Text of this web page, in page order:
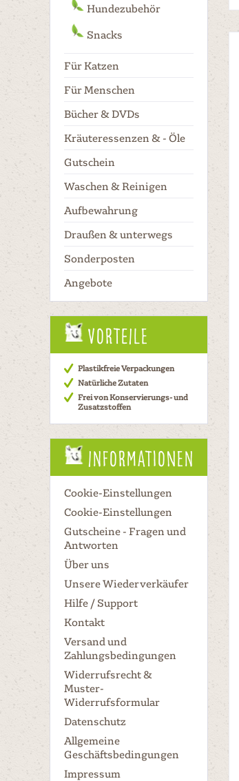
Hundezubehör
Snacks
Für Katzen
Für Menschen
Bücher & DVDs
Kräuteressenzen & - Öle
Gutschein
Waschen & Reinigen
Aufbewahrung
Draußen & unterwegs
Sonderposten
Angebote
Vorteile
Plastikfreie Verpackungen
Natürliche Zutaten
Frei von Konservierungs- und
Zusatzstoffen
Informationen
Cookie-Einstellungen
Cookie-Einstellungen
Gutscheine - Fragen und
Antworten
Über uns
Unsere Wiederverkäufer
Hilfe / Support
Kontakt
Versand und
Zahlungsbedingungen
Widerrufsrecht &
Muster-
Widerrufsformular
Datenschutz
Allgemeine
Geschäftsbedingungen
Impressum